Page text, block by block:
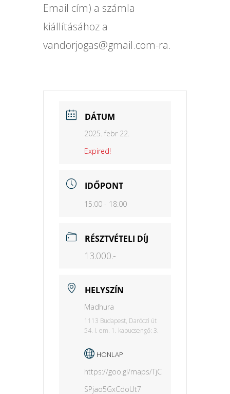
Email cím) a számla
kiállításához a
vandorjogas@gmail.com-ra.
DÁTUM
2025. febr 22.
Expired!
IDŐPONT
15:00 - 18:00
RÉSZTVÉTELI DÍJ
13.000.-
HELYSZÍN
Madhura
1113 Budapest, Daróczi út
54. I. em. 1. kapucsengő: 3.
HONLAP
https://goo.gl/maps/TjC
SPjao5GxCdoUt7